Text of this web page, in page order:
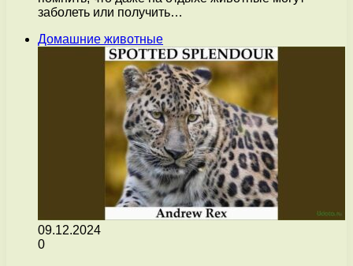
заболеть или получить…
Домашние животные
09.12.2024
0